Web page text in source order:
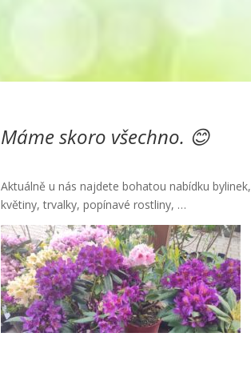
Máme skoro všechno. 😊
Aktuálně u nás najdete bohatou nabídku
květiny, trvalky, popínavé rostliny, …